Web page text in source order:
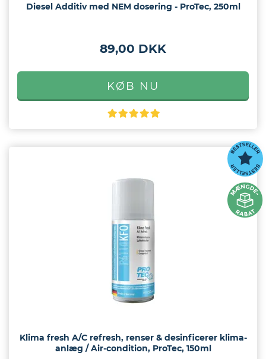
Diesel Additiv med NEM dosering - ProTec, 250ml
89,00 DKK
Klima fresh A/C refresh, renser & desinficerer klima-
anlæg / Air-condition, ProTec, 150ml